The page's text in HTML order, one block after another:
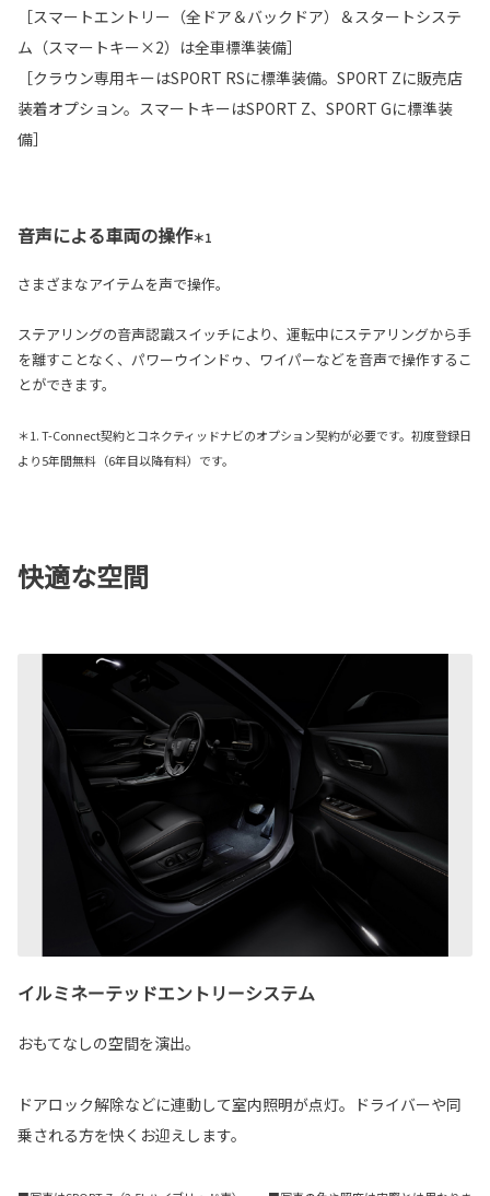
［スマートエントリー（全ドア＆バックドア）＆スタートシステ
ム（スマートキー×2）は全車標準装備］
［クラウン専用キーはSPORT RSに標準装備。SPORT Zに販売店
装着オプション。スマートキーはSPORT Z、SPORT Gに標準装
備］
音声による車両の操作＊1
さまざまなアイテムを声で操作。
ステアリングの音声認識スイッチにより、運転中にステアリングから手
を離すことなく、パワーウインドゥ、ワイパーなどを音声で操作するこ
とができます。
＊1. T-Connect契約とコネクティッドナビのオプション契約が必要です。初度登録日
より5年間無料（6年目以降有料）です。
快適な空間
イルミネーテッドエントリーシステム
おもてなしの空間を演出。
ドアロック解除などに連動して室内照明が点灯。ドライバーや同
乗される方を快くお迎えします。